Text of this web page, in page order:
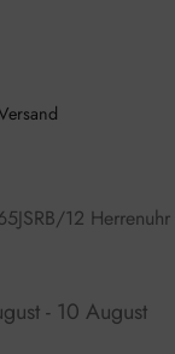
12
- 10 August